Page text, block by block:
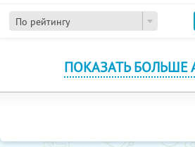
По рейтингу
ПОКАЗАТЬ БОЛЬШЕ